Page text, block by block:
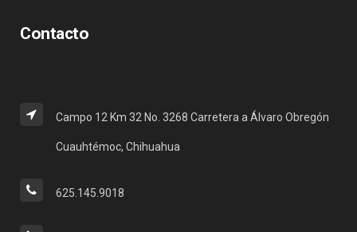
Contacto
Campo 12 Km 32 No. 3268 Carretera a Álvaro Obregón
Cuauhtémoc, Chihuahua
625.145.9018